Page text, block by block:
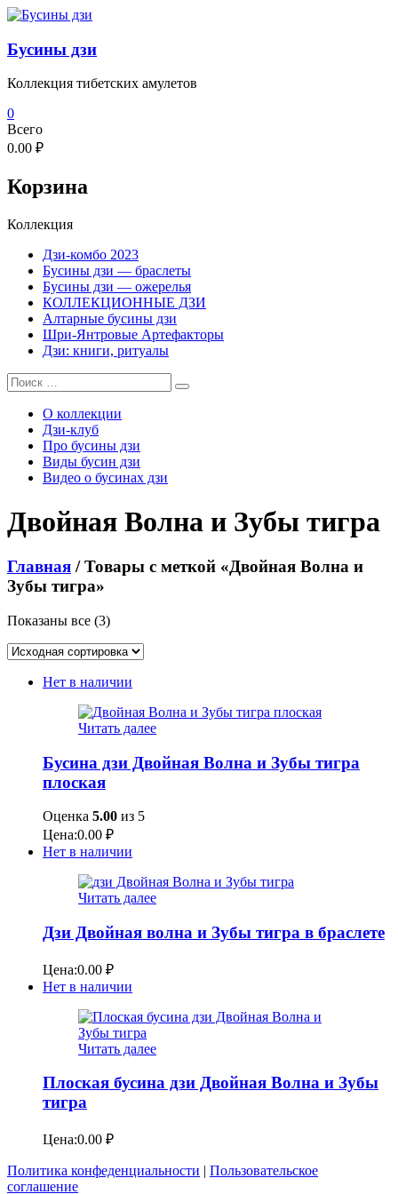
Перейти
содержимому
Бусины дзи
Коллекция тибетских амулетов
0
Всего
0.00 ₽
Корзина
Коллекция
Дзи-комбо 2023
Бусины дзи — браслеты
Бусины дзи — ожерелья
КОЛЛЕКЦИОННЫЕ ДЗИ
Алтарные бусины дзи
Шри-Янтровые Артефакторы
Дзи: книги, ритуалы
О коллекции
Дзи-клуб
Про бусины дзи
Виды бусин дзи
Видео о бусинах дзи
Двойная Волна и Зубы тигра
Главная / Товары с меткой «Двойная Волна и
Зубы тигра»
Показаны все (3)
Нет в наличии
Читать далее
Бусина дзи Двойная Волна и Зубы тигра
плоская
Оценка 5.00 из 5
Цена:0.00 ₽
Нет в наличии
Читать далее
Дзи Двойная волна и Зубы тигра в браслете
Цена:0.00 ₽
Нет в наличии
Читать далее
Плоская бусина дзи Двойная Волна и Зубы
тигра
Цена:0.00 ₽
Политика конфеденциальности | Пользовательское
соглашение